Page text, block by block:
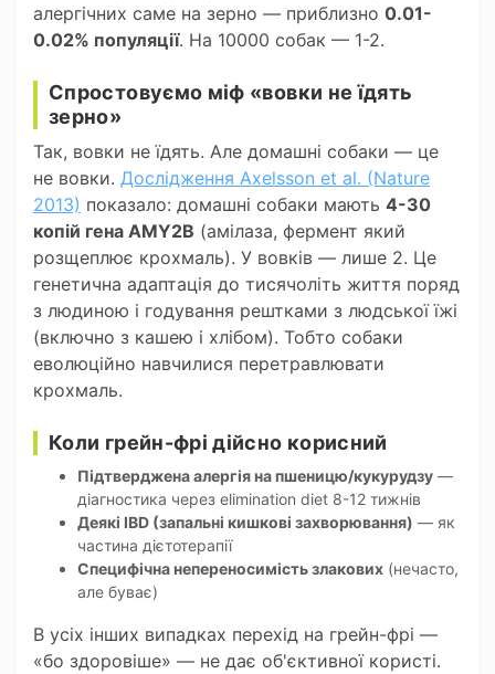
алергічних саме на зерно — приблизно 0.01-
0.02% популяції. На 10000 собак — 1-2.
Спростовуємо міф «вовки не їдять
зерно»
Так, вовки не їдять. Але домашні собаки — це
не вовки. Дослідження Axelsson et al. (Nature
2013) показало: домашні собаки мають 4-30
копій гена AMY2B (амілаза, фермент який
розщеплює крохмаль). У вовків — лише 2. Це
генетична адаптація до тисячоліть життя поряд
з людиною і годування рештками з людської їжі
(включно з кашею і хлібом). Тобто собаки
еволюційно навчилися перетравлювати
крохмаль.
Коли грейн-фрі дійсно корисний
Підтверджена алергія на пшеницю/кукурудзу —
діагностика через elimination diet 8-12 тижнів
Деякі IBD (запальні кишкові захворювання) — як
частина дієтотерапії
Специфічна непереносимість злакових (нечасто,
але буває)
В усіх інших випадках перехід на грейн-фрі —
«бо здоровіше» — не дає об'єктивної користі.